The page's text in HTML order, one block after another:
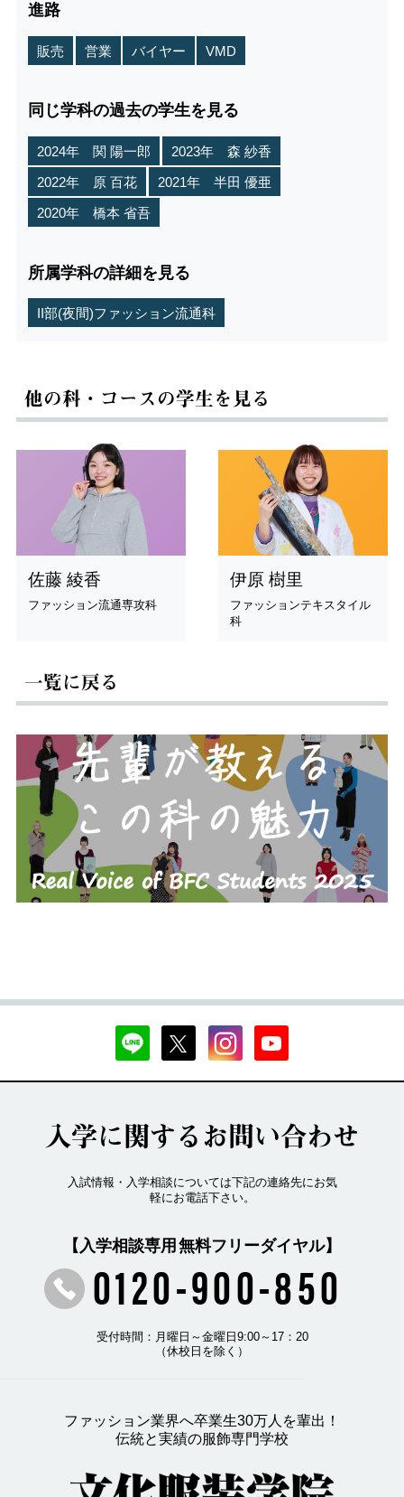
進路
販売 営業 バイヤー VMD
同じ学科の過去の学生を見る
2024年 関 陽一郎 2023年 森 紗香
2022年 原 百花 2021年 半田 優亜
2020年 橋本 省吾
所属学科の詳細を見る
II部(夜間)ファッション流通科
他の科・コースの学生を見る
佐藤 綾香
ファッション流通専攻科
伊原 樹里
ファッションテキスタイル
科
一覧に戻る
入学に関するお問い合わせ
入試情報・入学相談については下記の連絡先にお気
軽にお電話下さい。
0120-900-850
【入学相談専用 無料フリーダイヤル】
受付時間：月曜日～金曜日9:00～17：20
（休校日を除く）
ファッション業界へ卒業生30万人を輩出！
伝統と実績の服飾専門学校